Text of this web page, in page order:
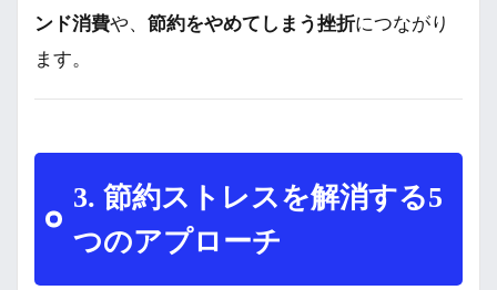
ンド消費や、 節約をやめてしまう挫折につながり
ます。
3. 節約ストレスを解消する5
つのアプローチ